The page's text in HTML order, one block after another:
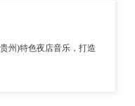
州)特色夜店音乐，打造